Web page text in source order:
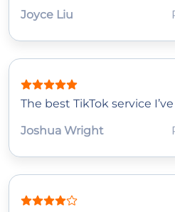
Joyce Liu
The best TikTok service
Joshua Wright